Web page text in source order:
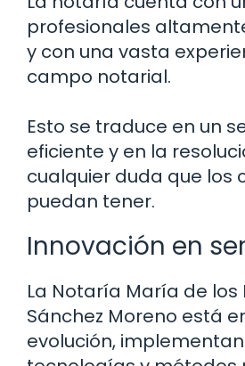
profesionales
y con una vasta
campo notarial.
Esto se traduce en un
eficiente y en la
cualquier duda que los
puedan tener.
Innovación en
La Notaría María de los
Sánchez Moreno está
evolución,